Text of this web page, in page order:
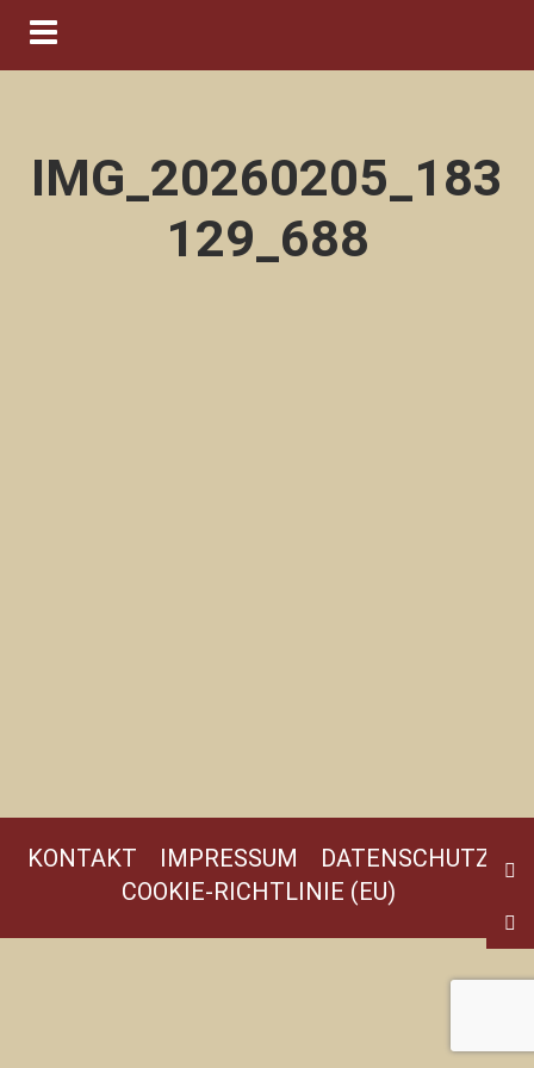
Navigation ein-/ausblenden
IMG_20260205_183
129_688
KONTAKT IMPRESSUM
DATENSCHUTZ
COOKIE-RICHTLINIE (EU)